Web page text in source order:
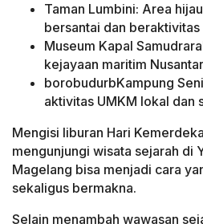
Taman Lumbini: Area
bersantai dan beraktivitas
Museum Kapal
kejayaan maritim
borobudurbKampung
aktivitas UMKM lokal dan
Mengisi liburan Hari
mengunjungi wisata sejarah di
Magelang bisa menjadi cara
sekaligus bermakna.
Selain menambah wawasan